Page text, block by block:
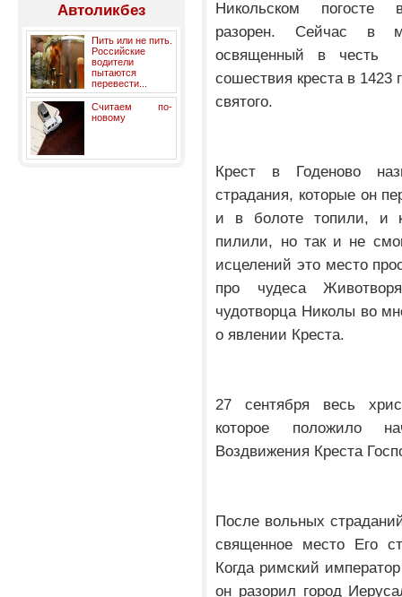
Автоликбез
Пить или не пить.
Российские
водители
пытаются
перевести...
Считаем по-
новому
Никольском погосте
разорен. Сейчас в
освященный в честь
сошествия креста в 1423
святого.
Крест в Годеново
страдания, которые он
и в болоте топили, и
пилили, но так и не
исцелений это место
про чудеса
чудотворца Николы во
о явлении Креста.
27 сентября весь
которое положило
Воздвижения Креста
После вольных
священное место Его
Когда римский
он разорил город